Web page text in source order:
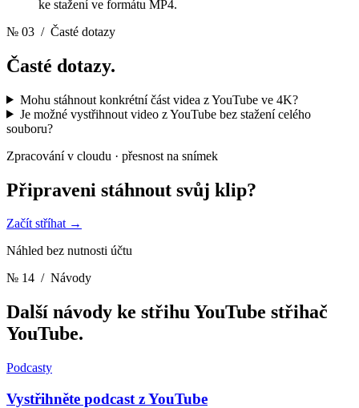
ke stažení ve formátu MP4.
№ 03 / Časté dotazy
Časté dotazy.
Mohu stáhnout konkrétní část videa z YouTube ve 4K?
Je možné vystřihnout video z YouTube bez stažení celého
souboru?
Zpracování v cloudu · přesnost na snímek
Připraveni stáhnout svůj klip?
Začít stříhat →
Náhled bez nutnosti účtu
№ 14 / Návody
Další návody ke střihu YouTube střihač
YouTube.
Podcasty
Vystřihněte podcast z YouTube